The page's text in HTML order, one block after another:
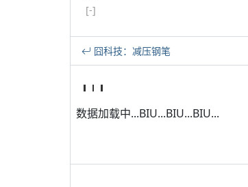
[-]
囧科技：减压钢笔
数据加载中...BIU...BIU...BIU...